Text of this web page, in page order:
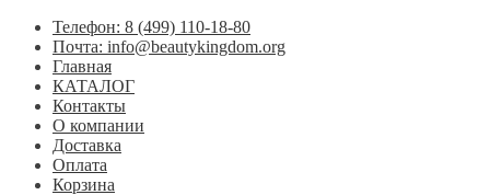
Телефон: 8 (499) 110-18-80
Почта: info@beautykingdom.org
Главная
КАТАЛОГ
Контакты
О компании
Доставка
Оплата
Корзина